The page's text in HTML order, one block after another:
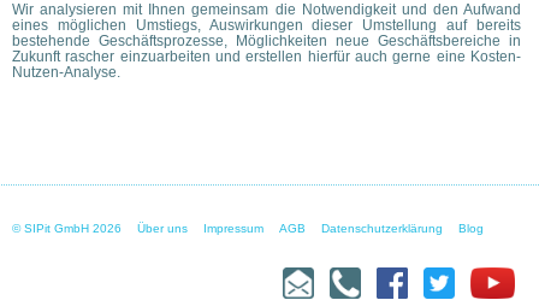
Wir analysieren mit Ihnen gemeinsam die Notwendigkeit und den Aufwand
eines möglichen Umstiegs, Auswirkungen dieser Umstellung auf bereits
bestehende Geschäftsprozesse, Möglichkeiten neue Geschäftsbereiche in
Zukunft rascher einzuarbeiten und erstellen hierfür auch gerne eine Kosten-
Nutzen-Analyse.
© SIPit GmbH Über uns Impressum AGB Datenschutzerklärung Blog